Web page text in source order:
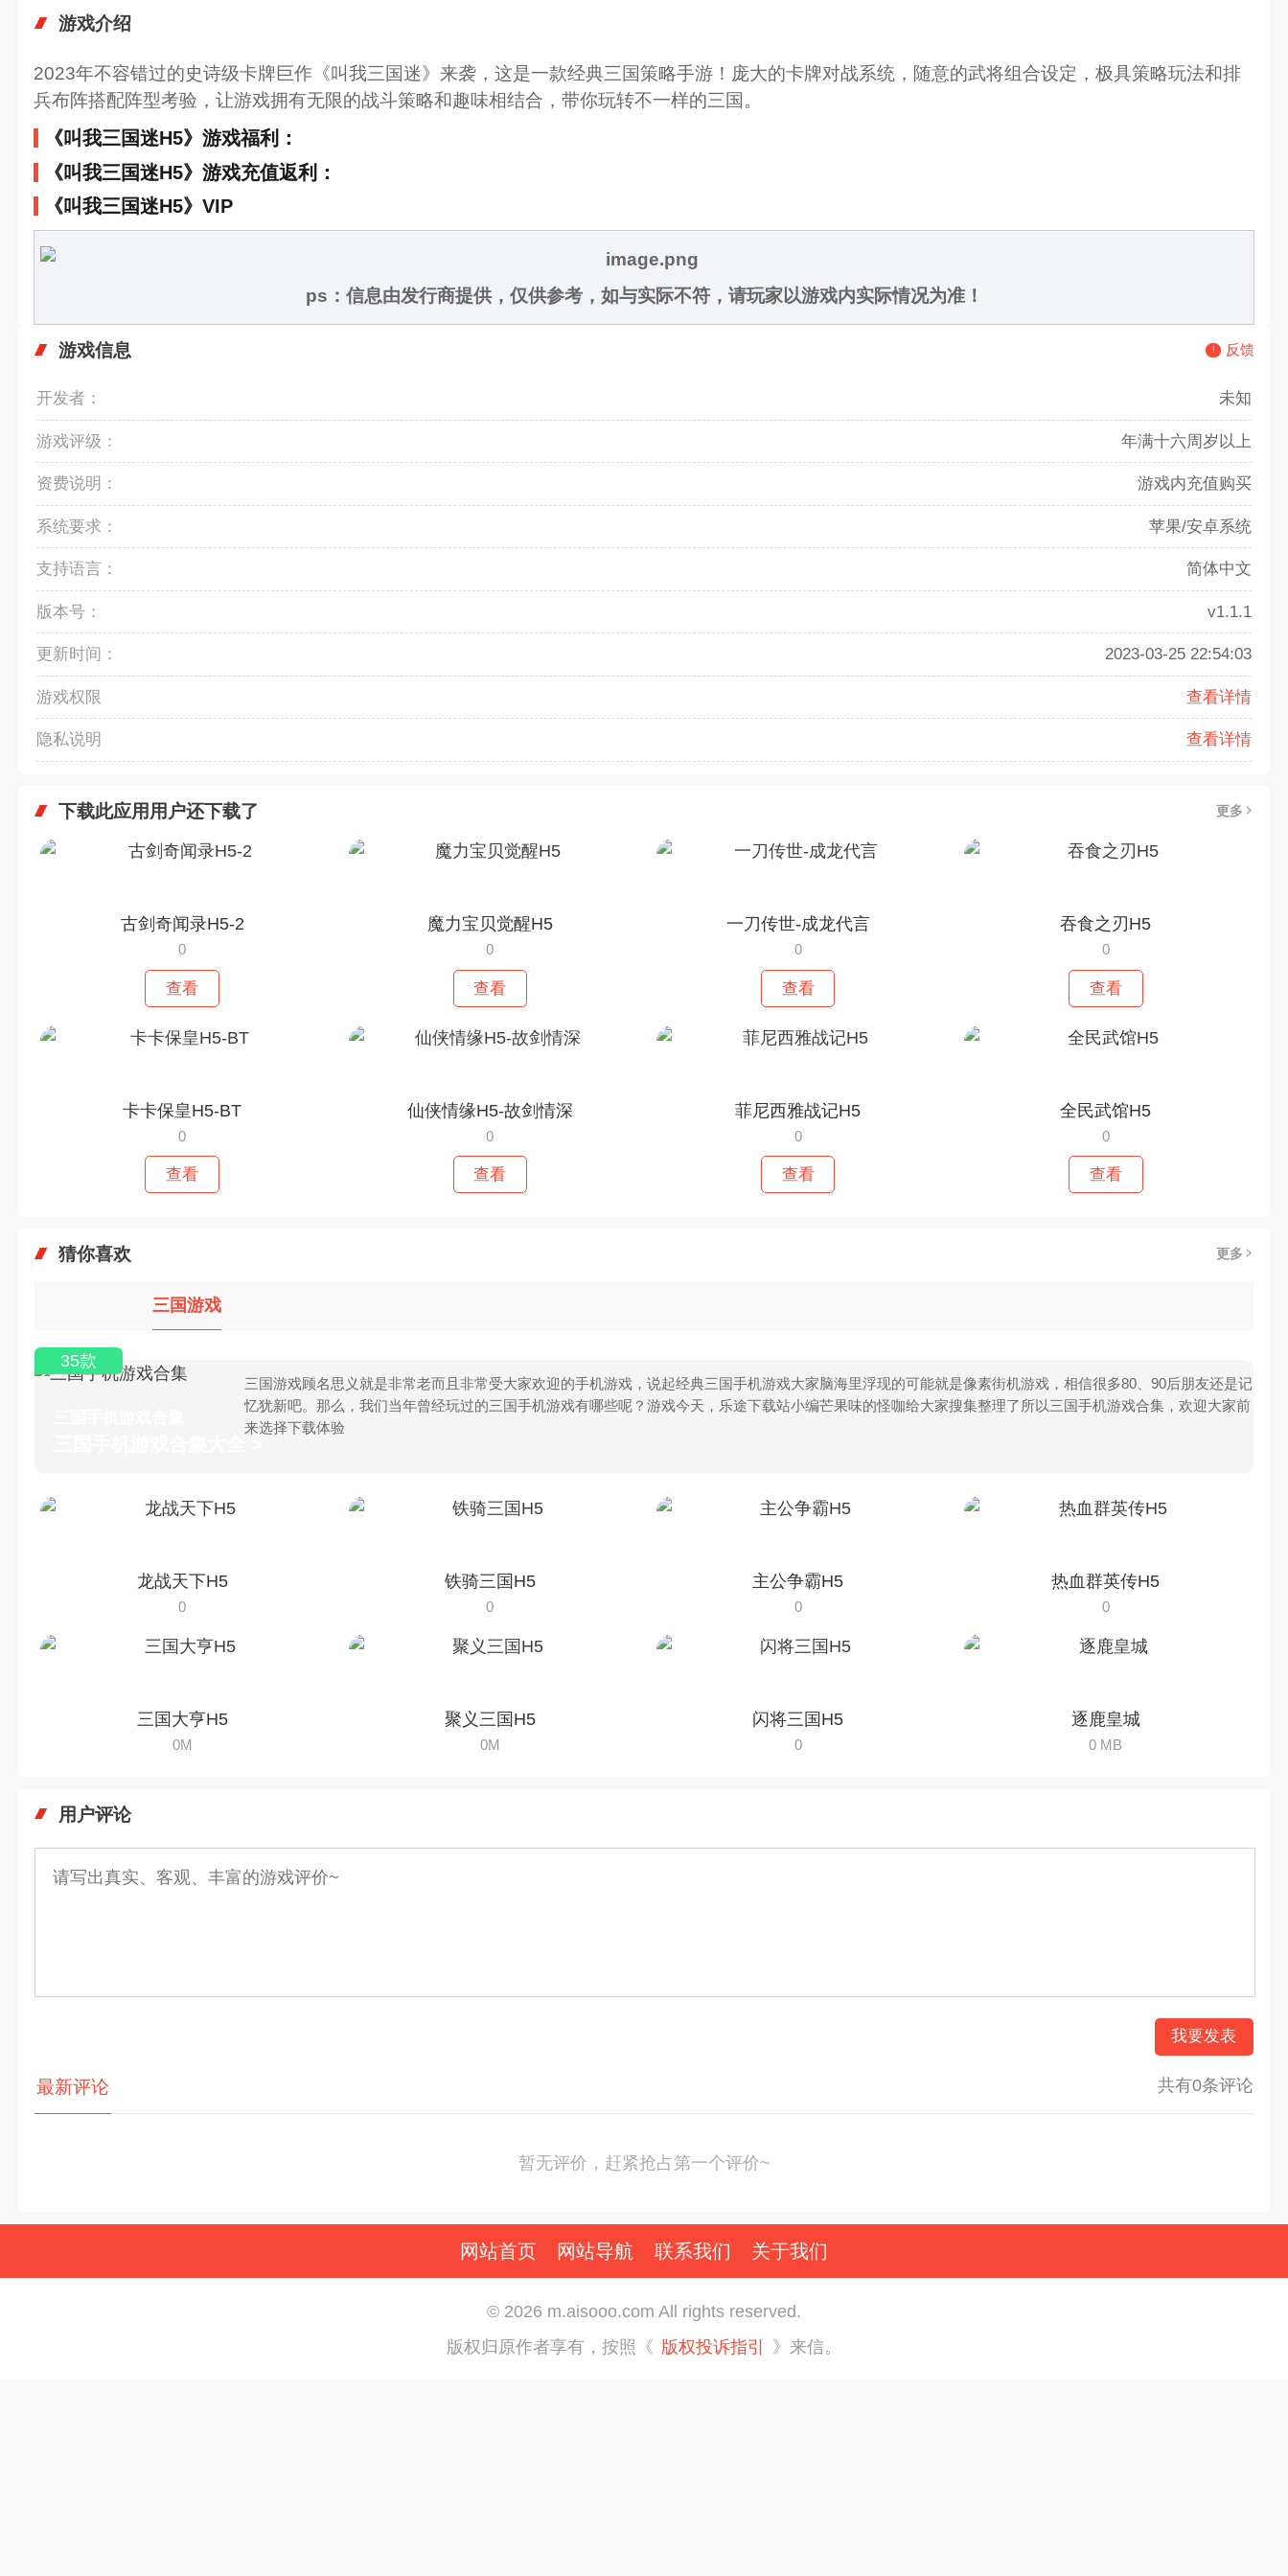
游戏介绍
2023年不容错过的史诗级卡牌巨作《叫我三国迷》来袭，这是一款经典三国策略手游！庞大的卡牌对战系统，随意的武将组合设定，极具策略玩法和排
兵布阵搭配阵型考验，让游戏拥有无限的战斗策略和趣味相结合，带你玩转不一样的三国。
《叫我三国迷H5》游戏福利：
《叫我三国迷H5》游戏充值返利：
《叫我三国迷H5》VIP
ps：信息由发行商提供，仅供参考，如与实际不符，请玩家以游戏内实际情况为准！
游戏信息 反馈
开发者： 未知
游戏评级： 年满十六周岁以上
资费说明： 游戏内充值购买
系统要求： 苹果/安卓系统
支持语言： 简体中文
版本号： v1.1.1
更新时间： 2023-03-25 22:54:03
游戏权限 查看详情
隐私说明 查看详情
下载此应用用户还下载了 更多
古剑奇闻录H5-2
0
查看
魔力宝贝觉醒H5
0
查看
一刀传世-成龙代言
0
查看
吞食之刃H5
0
查看
卡卡保皇H5-BT
0
查看
仙侠情缘H5-故剑情深
0
查看
菲尼西雅战记H5
0
查看
全民武馆H5
0
查看
猜你喜欢 更多
三国游戏
三国游戏顾名思义就是非常老而且非常受大家欢迎的手机游戏，说起经典三国手机游戏大家脑海里浮现的可能就是像素街机游戏，相信很多80、90后朋友还是记
忆犹新吧。那么，我们当年曾经玩过的三国手机游戏有哪些呢？游戏今天，乐途下载站小编芒果味的怪咖给大家搜集整理了所以三国手机游戏合集，欢迎大家前
来选择下载体验
35款
龙战天下H5
0
铁骑三国H5
0
主公争霸H5
0
热血群英传H5
0
三国大亨H5
0M
聚义三国H5
0M
闪将三国H5
0
逐鹿皇城
0 MB
用户评论
我要发表
最新评论 共有0条评论
暂无评价，赶紧抢占第一个评价~
网站首页 网站导航 联系我们 关于我们
© 2026 m.aisooo.com All rights reserved.
版权归原作者享有，按照《 版权投诉指引 》来信。